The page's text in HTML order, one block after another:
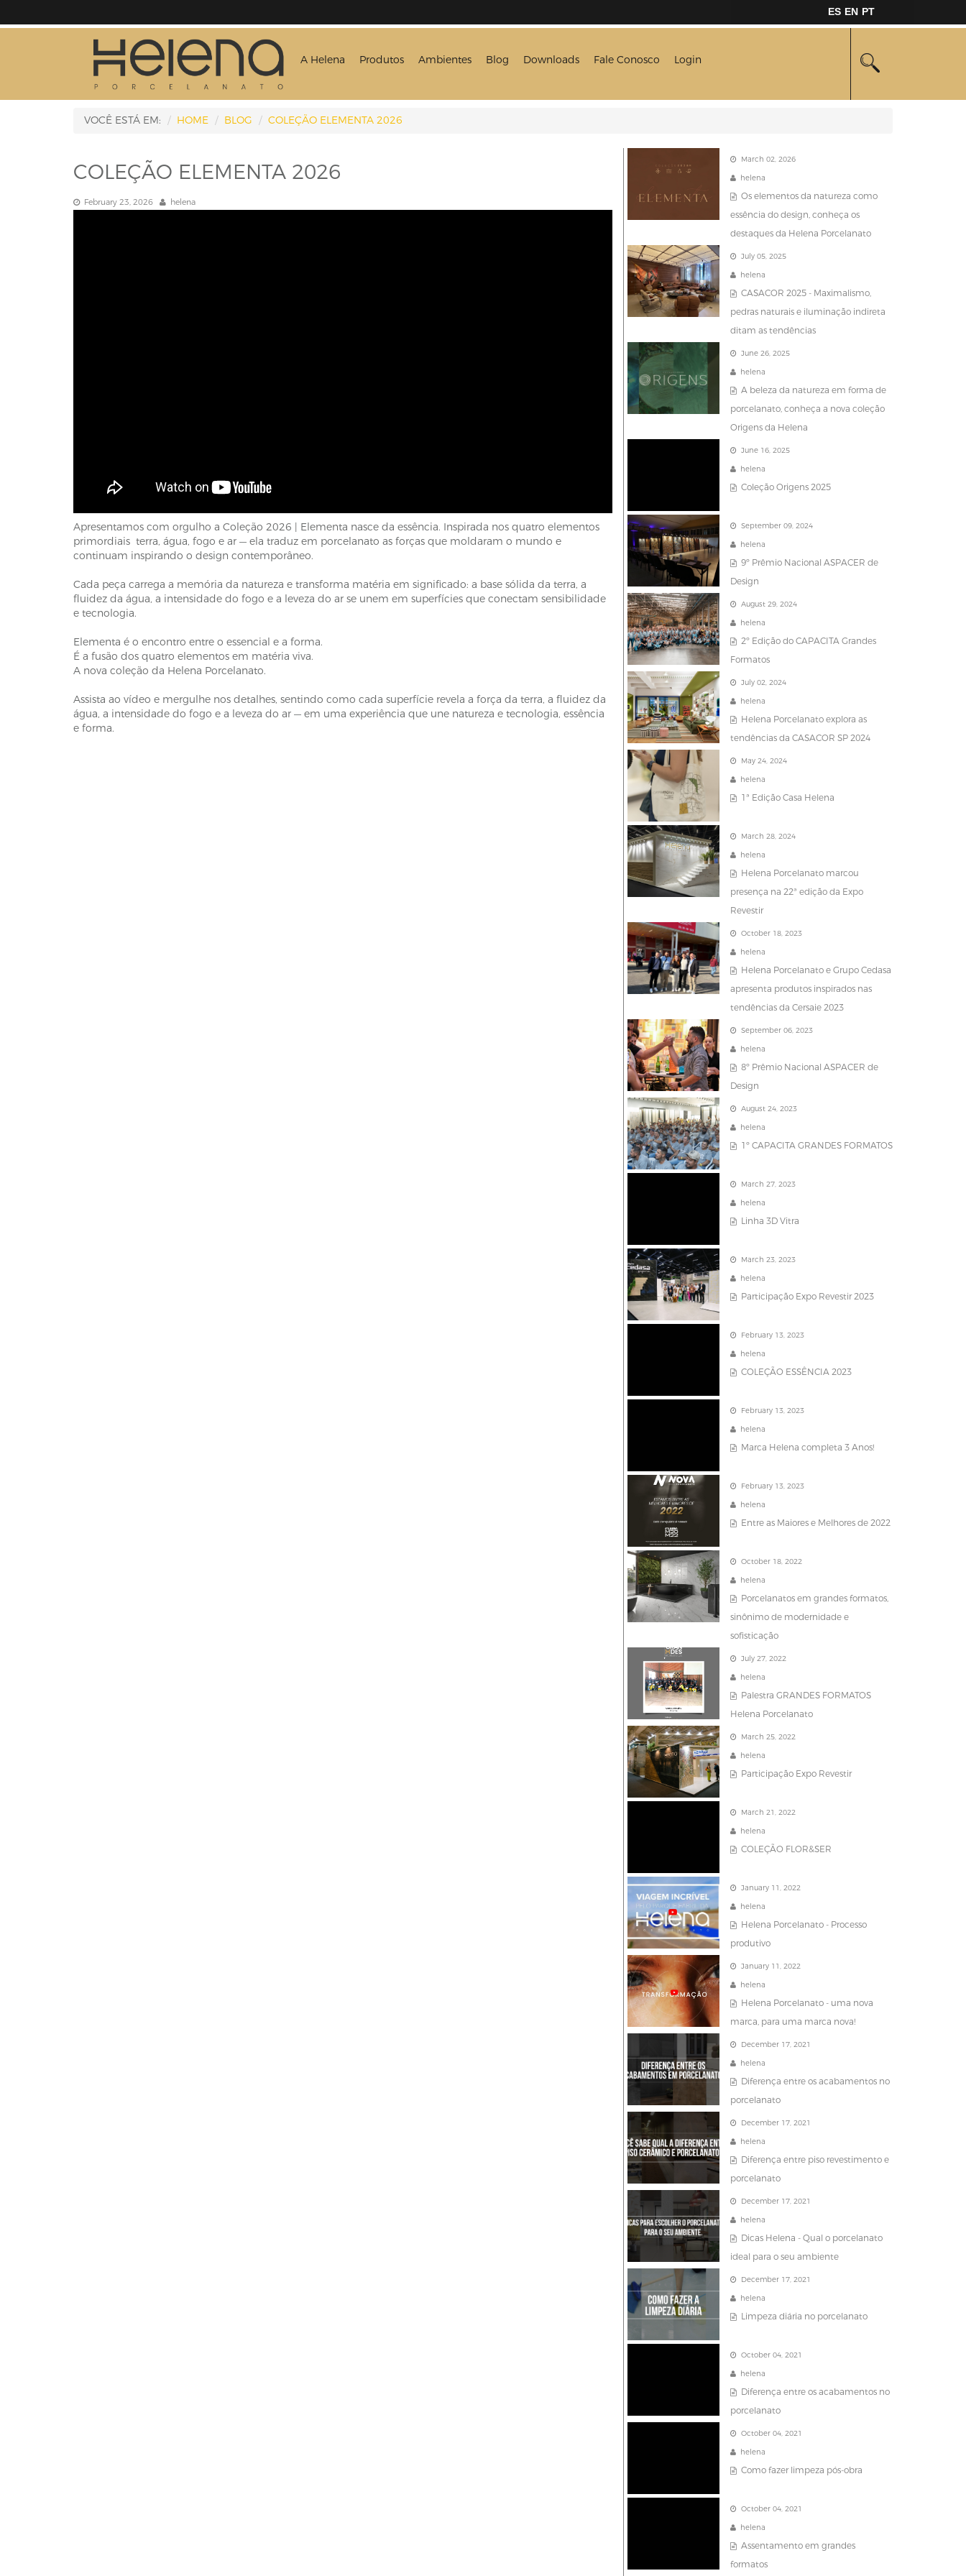
PT
EN
ES
A Helena Produtos Ambientes Blog Downloads Fale Conosco Login
VOCÊ ESTÁ EM: HOME BLOG COLEÇÃO ELEMENTA 2026
COLEÇÃO ELEMENTA 2026
February 23, 2026 helena
Apresentamos com orgulho a Coleção 2026 | Elementa nasce da essência. Inspirada nos quatro elementos
primordiais terra, água, fogo e ar — ela traduz em porcelanato as forças que moldaram o mundo e
continuam inspirando o design contemporâneo.
Cada peça carrega a memória da natureza e transforma matéria em significado: a base sólida da terra, a
fluidez da água, a intensidade do fogo e a leveza do ar se unem em superfícies que conectam sensibilidade
e tecnologia.
Elementa é o encontro entre o essencial e a forma.
É a fusão dos quatro elementos em matéria viva.
A nova coleção da Helena Porcelanato.
Assista ao vídeo e mergulhe nos detalhes, sentindo como cada superfície revela a força da terra, a fluidez da
água, a intensidade do fogo e a leveza do ar — em uma experiência que une natureza e tecnologia, essência
e forma.
March 02, 2026
helena
Os elementos da natureza como
essência do design, conheça os
destaques da Helena Porcelanato
July 05, 2025
helena
CASACOR 2025 - Maximalismo,
pedras naturais e iluminação indireta
ditam as tendências
June 26, 2025
helena
A beleza da natureza em forma de
porcelanato, conheça a nova coleção
Origens da Helena
June 16, 2025
helena
Coleção Origens 2025
September 09, 2024
helena
9º Prêmio Nacional ASPACER de
Design
August 29, 2024
helena
2º Edição do CAPACITA Grandes
Formatos
July 02, 2024
helena
Helena Porcelanato explora as
tendências da CASACOR SP 2024
May 24, 2024
helena
1ª Edição Casa Helena
March 28, 2024
helena
Helena Porcelanato marcou
presença na 22ª edição da Expo
Revestir
October 18, 2023
helena
Helena Porcelanato e Grupo Cedasa
apresenta produtos inspirados nas
tendências da Cersaie 2023
September 06, 2023
helena
8º Prêmio Nacional ASPACER de
Design
August 24, 2023
helena
1º CAPACITA GRANDES FORMATOS
March 27, 2023
helena
Linha 3D Vitra
March 23, 2023
helena
Participação Expo Revestir 2023
February 13, 2023
helena
COLEÇÃO ESSÊNCIA 2023
February 13, 2023
helena
Marca Helena completa 3 Anos!
February 13, 2023
helena
Entre as Maiores e Melhores de 2022
October 18, 2022
helena
Porcelanatos em grandes formatos,
sinônimo de modernidade e
sofisticação
July 27, 2022
helena
Palestra GRANDES FORMATOS
Helena Porcelanato
March 25, 2022
helena
Participação Expo Revestir
March 21, 2022
helena
COLEÇÃO FLOR&SER
January 11, 2022
helena
Helena Porcelanato - Processo
produtivo
January 11, 2022
helena
Helena Porcelanato - uma nova
marca, para uma marca nova!
December 17, 2021
helena
Diferença entre os acabamentos no
porcelanato
December 17, 2021
helena
Diferença entre piso revestimento e
porcelanato
December 17, 2021
helena
Dicas Helena - Qual o porcelanato
ideal para o seu ambiente
December 17, 2021
helena
Limpeza diária no porcelanato
October 04, 2021
helena
Diferença entre os acabamentos no
porcelanato
October 04, 2021
helena
Como fazer limpeza pós-obra
October 04, 2021
helena
Assentamento em grandes
formatos